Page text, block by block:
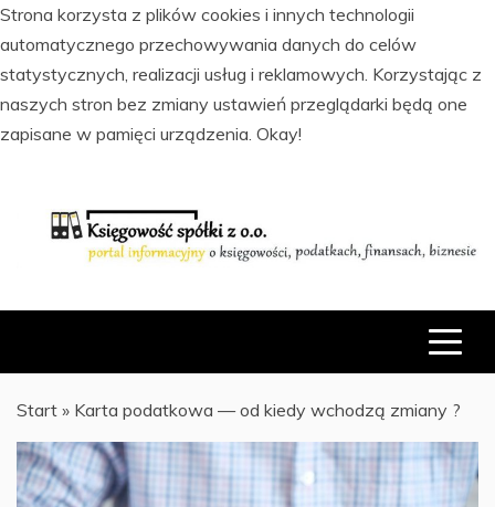
Strona korzysta z plików cookies i innych technologii
automatycznego przechowywania danych do celów
statystycznych, realizacji usług i reklamowych. Korzystając z
naszych stron bez zmiany ustawień przeglądarki będą one
zapisane w pamięci urządzenia. Okay!
FINANSACH I BIZNESIE
Start » Karta podatkowa — od kiedy wchodzą zmiany ?